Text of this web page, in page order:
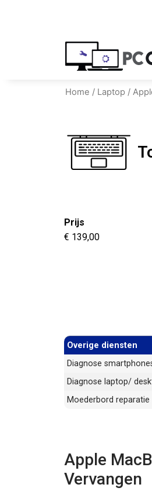
Home / Laptop /
Prijs
€ 139,00
Overige diensten
Diagnose
Diagnose laptop/
Moederbord reparatie
Apple
Vervangen